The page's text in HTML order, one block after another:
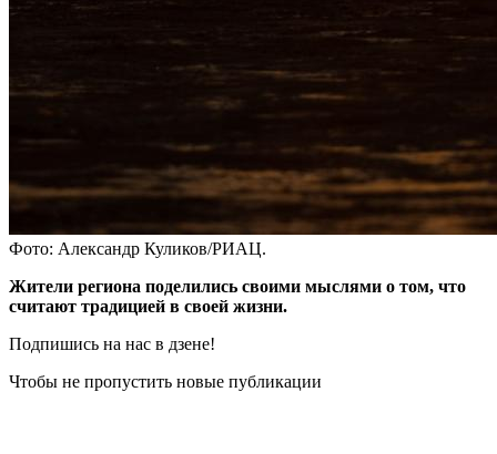
Фото: Александр Куликов/РИАЦ.
Жители региона поделились своими мыслями о том, что
считают традицией в своей жизни.
Подпишись на нас в дзене!
Чтобы не пропустить новые публикации